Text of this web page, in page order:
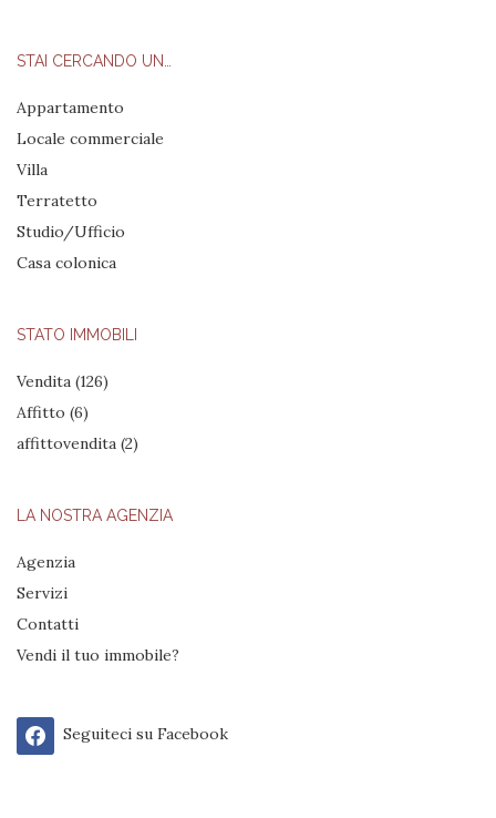
STAI CERCANDO UN…
Appartamento
Locale commerciale
Villa
Terratetto
Studio/Ufficio
Casa colonica
STATO IMMOBILI
Vendita (126)
Affitto (6)
affittovendita (2)
LA NOSTRA AGENZIA
Agenzia
Servizi
Contatti
Vendi il tuo immobile?
Seguiteci su Facebook